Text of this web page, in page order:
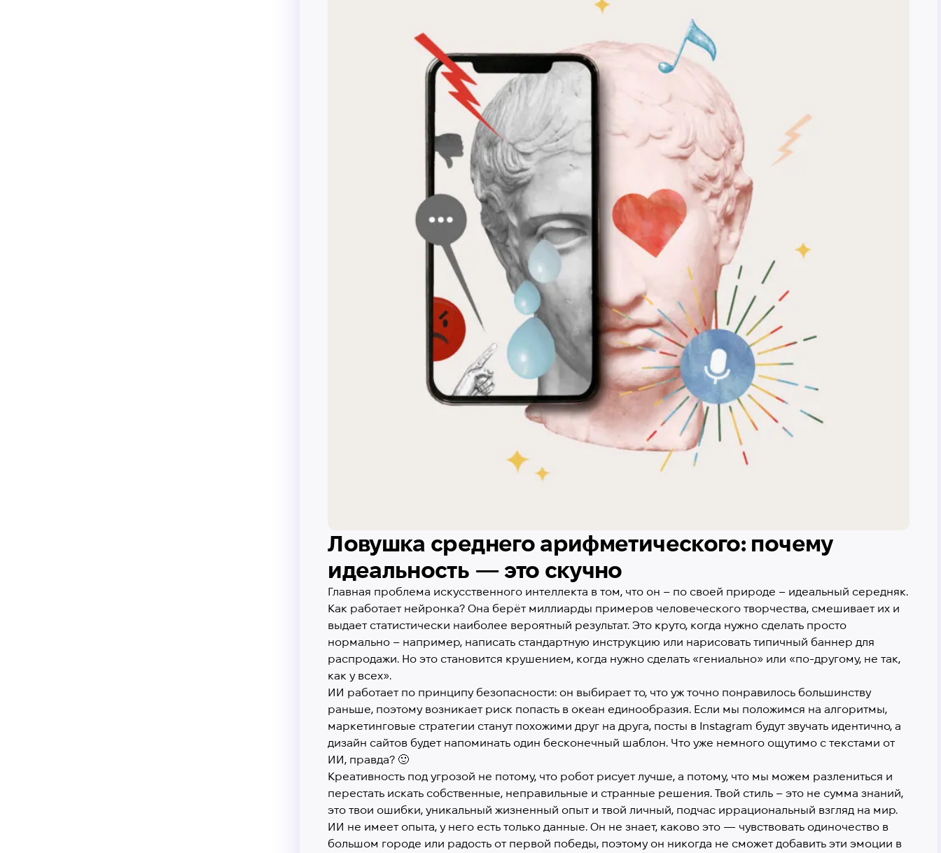
Ловушка среднего арифметического: почему
идеальность — это скучно
Главная проблема искусственного интеллекта в том, что он – по своей природе – идеальный середняк.
Как работает нейронка? Она берёт миллиарды примеров человеческого творчества, смешивает их и
выдает статистически наиболее вероятный результат. Это круто, когда нужно сделать просто
нормально – например, написать стандартную инструкцию или нарисовать типичный баннер для
распродажи. Но это становится крушением, когда нужно сделать «гениально» или «по-другому, не так,
как у всех».
ИИ работает по принципу безопасности: он выбирает то, что уж точно понравилось большинству
раньше, поэтому возникает риск попасть в океан единообразия. Если мы положимся на алгоритмы,
маркетинговые стратегии станут похожими друг на друга, посты в Instagram будут звучать идентично, а
дизайн сайтов будет напоминать один бесконечный шаблон. Что уже немного ощутимо с текстами от
ИИ, правда? 🙂
Креативность под угрозой не потому, что робот рисует лучше, а потому, что мы можем разлениться и
перестать искать собственные, неправильные и странные решения. Твой стиль – это не сумма знаний,
это твои ошибки, уникальный жизненный опыт и твой личный, подчас иррациональный взгляд на мир.
ИИ не имеет опыта, у него есть только данные. Он не знает, каково это — чувствовать одиночество в
большом городе или радость от первой победы, поэтому он никогда не сможет добавить эти эмоции в